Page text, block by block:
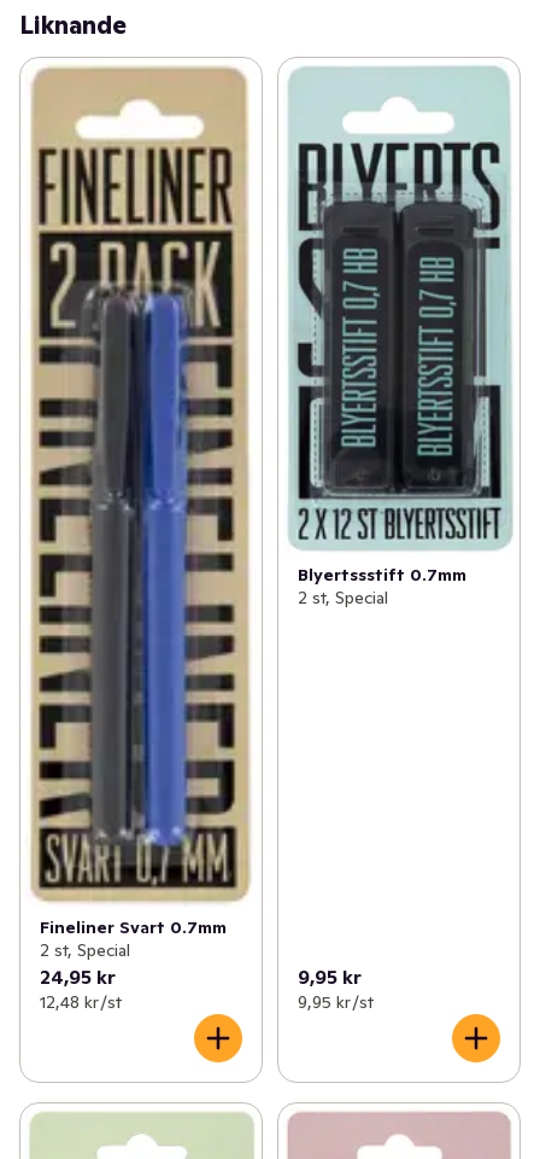
Liknande
Fineliner Svart 0.7mm
2 st, Special
24,95 kr
12,48 kr /st
Blyertssstift 0.7mm
2 st, Special
9,95 kr
9,95 kr /st